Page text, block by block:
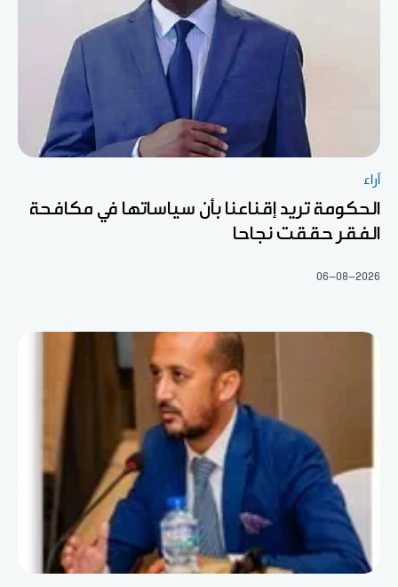
آراء
الحكومة تريد إقناعنا بأن سياساتها في مكافحة
الفقر حققت نجاحا
06-08-2026